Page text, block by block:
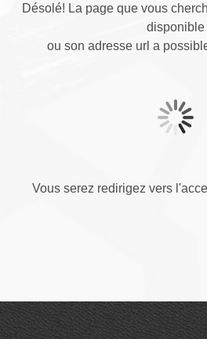
Désolé! La page que vous
disponible
ou son adresse url a
Vous serez redirigez vers